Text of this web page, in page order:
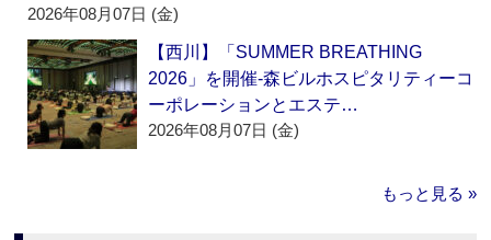
2026年08月07日 (金)
【西川】「SUMMER BREATHING
2026」を開催‐森ビルホスピタリティーコ
ーポレーションとエステ…
2026年08月07日 (金)
もっと見る »